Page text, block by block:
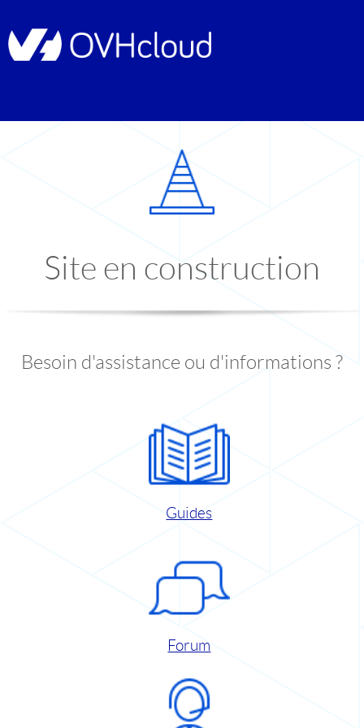
Site en construction
Besoin d'assistance ou d'informations ?
Guides
Forum